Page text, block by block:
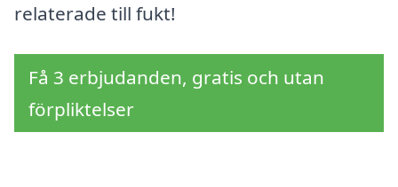
relaterade till fukt!
Få 3 erbjudanden, gratis och utan
förpliktelser